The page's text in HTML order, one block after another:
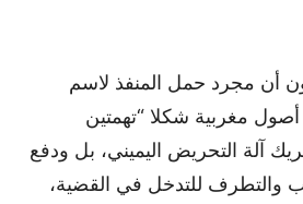
أن مجرد حمل المنفذ لاسم
مغربية شكلا “تهمتين
آلة التحريض اليميني، بل ودفع
والتطرف للتدخل في القضية،